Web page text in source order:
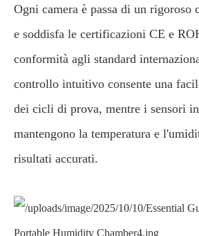
Ogni camera è passa di un rigoroso
e soddisfa le certificazioni CE e
conformità agli standard
controllo intuitivo consente una
dei cicli di prova, mentre i sensori
mantengono la temperatura e
risultati accurati.